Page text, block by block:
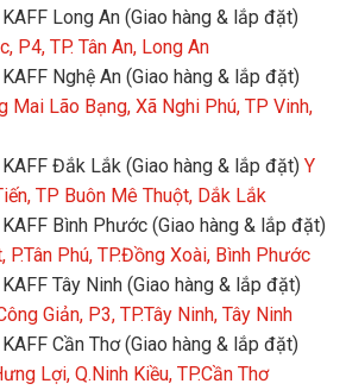
Long An (Giao hàng & lắp đặt)
P4, TP. Tân An, Long An
Nghệ An (Giao hàng & lắp đặt)
Mai Lão Bạng, Xã Nghi Phú, TP Vinh,
KAFF Đắk Lắk (Giao hàng & lắp đặt) Y
TP Buôn Mê Thuột, Dắk Lắk
Bình Phước (Giao hàng & lắp đặt)
P.Tân Phú, TP.Đồng Xoài, Bình Phước
Tây Ninh (Giao hàng & lắp đặt)
Giản, P3, TP.Tây Ninh, Tây Ninh
Cần Thơ (Giao hàng & lắp đặt)
Lợi, Q.Ninh Kiều, TP.Cần Thơ